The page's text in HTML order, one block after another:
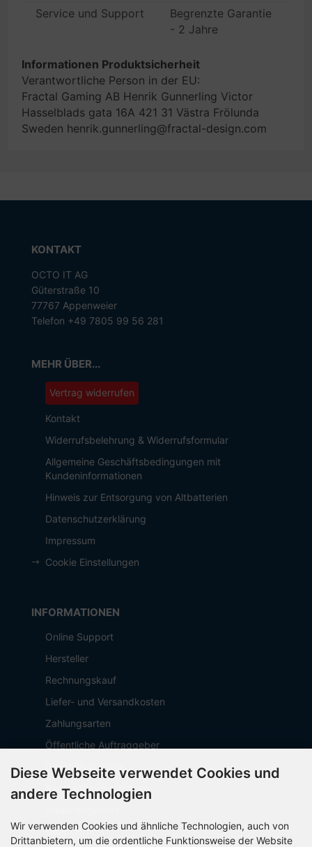
Service und Support
Begrenzte Garantie
- 2 Jahre
Informationen Produktsicherheit
Verantwortliche Person in der EU:
Fractal Gaming AB Henrik Gunnerling Victor
Hasselblads gata 16A 421 31 Västra Frölunda
Sweden henrik.gunnerling@fractal-design.com
KONTAKT
OCTO IT AG
Güterstraße 10
77767 Appenweier
Telefon +49 7805 99 56 281
MEHR ÜBER...
Vertrag widerrufen
Kontakt
Widerrufsbelehrung & Widerrufsformular
Allgemeine Geschäftsbedingungen mit
Kundeninformationen
Hinweis zur Entsorgung von Altbatterien
Datenschutzerklärung
Impressum
Cookie Einstellungen
INFORMATIONEN
Online Support
Hersteller
Rechnungskauf
Liefer- und Versandkosten
Zahlungsarten
Öffentliche Auftraggeber
Geschäftskunden
Beschaffungsplattform
Über OCTO IT
Diese Webseite verwendet Cookies und
andere Technologien
Wir verwenden Cookies und ähnliche Technologien, auch von
Drittanbietern, um die ordentliche Funktionsweise der Website